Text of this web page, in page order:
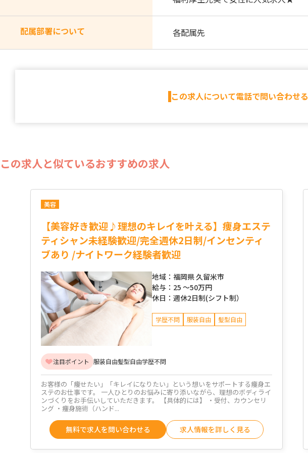
配属部署について 各配属先
この求人について電話で問い合わせる
この求人と似ているおすすめの求人
美容
【美容好き歓迎♪理想のキレイを叶える】痩身エステ
ティシャン未経験歓迎/完全週休2日制/インセンティ
ブあり /ナイトワーク経験者歓迎
地域： 福岡県 久留米市
給与： 25 ～50万円
休日： 週休2日制(シフト制）
学歴不問 服装自由 髪型自由
注目ポイント 服装自由髪型自由学歴不問
お客様の「痩せたい」「キレイになりたい」という想いをサポートする痩身エ
ステのお仕事です。 一人ひとりのお悩みに寄り添いながら、理想のボディライ
ンづくりをお手伝いしていただきます。 【具体的には】 ・受付、カウンセリ
ング ・痩身施術（ハンド...
無料で求人を問い合わせる 求人情報を詳しく見る